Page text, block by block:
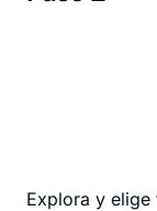
Explora y